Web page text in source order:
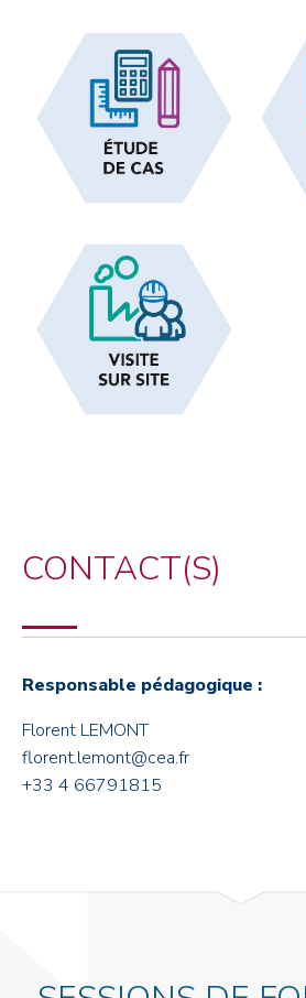
CONTACT(S)
Responsable pédagogique :
Florent LEMONT
florent.lemont@cea.fr
+33 4 66791815